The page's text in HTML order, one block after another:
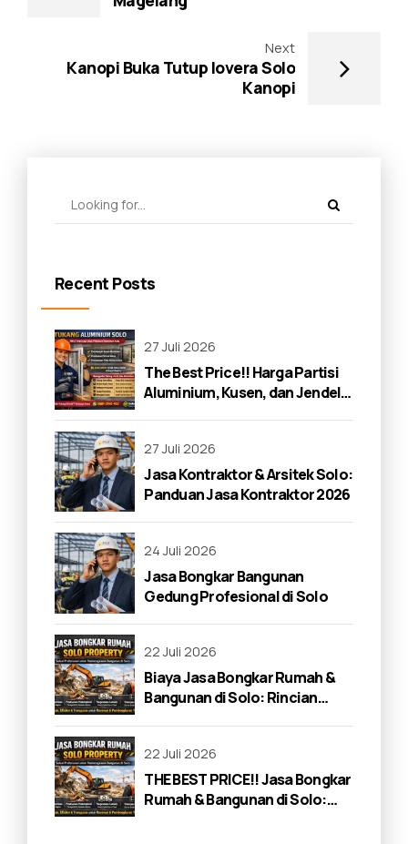
Next
Kanopi Buka Tutup lovera Solo
Kanopi
Recent Posts
27 Juli 2026
The Best Price!! Harga Partisi
Aluminium, Kusen, dan Jendela
27 Juli 2026
Jasa Kontraktor & Arsitek Solo:
Panduan Jasa Kontraktor 2026
24 Juli 2026
Jasa Bongkar Bangunan
Gedung Profesional di Solo
22 Juli 2026
Biaya Jasa Bongkar Rumah &
Bangunan di Solo: Rincian
22 Juli 2026
THE BEST PRICE!! Jasa Bongkar
Rumah & Bangunan di Solo: